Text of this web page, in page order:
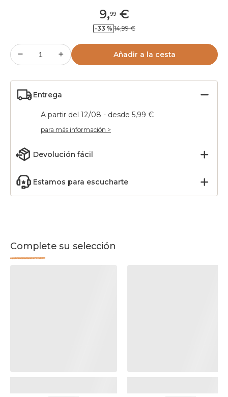
9,99€
-33 % 14,99 €
Añadir a la cesta
Entrega
A partir del 12/08 - desde 5,99 €
para más información >
Devolución fácil
Estamos para escucharte
Complete su selección